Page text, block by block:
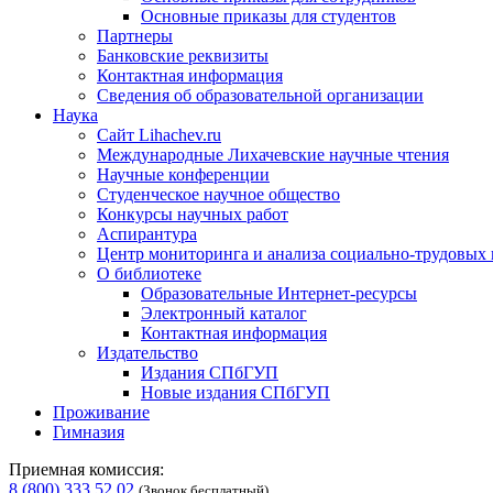
Основные приказы для студентов
Партнеры
Банковские реквизиты
Контактная информация
Сведения об образовательной организации
Наука
Сайт Lihachev.ru
Международные Лихачевские научные чтения
Научные конференции
Студенческое научное общество
Конкурсы научных работ
Аспирантура
Центр мониторинга и анализа социально-трудовых
О библиотеке
Образовательные Интернет-ресурсы
Электронный каталог
Контактная информация
Издательство
Издания СПбГУП
Новые издания СПбГУП
Проживание
Гимназия
Приемная комиссия:
8 (800) 333 52 02